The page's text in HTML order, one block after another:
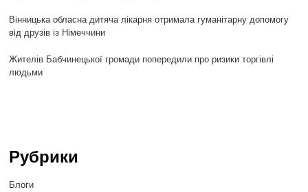
Вінницька обласна дитяча лікарня отримала гуманітарну допомогу
від друзів із Німеччини
Жителів Бабчинецької громади попередили про ризики торгівлі
людьми
Рубрики
Блоги